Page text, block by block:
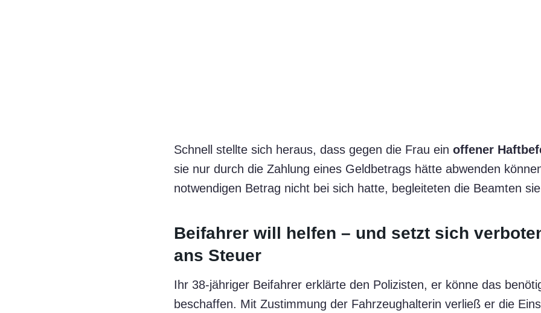
Schnell stellte sich heraus, dass gegen die Frau ein offener
sie nur durch die Zahlung eines Geldbetrags hätte abwenden
notwendigen Betrag nicht bei sich hatte, begleiteten die Beamten
Beifahrer will helfen – und setzt sich
ans Steuer
Ihr 38-jähriger Beifahrer erklärte den Polizisten, er könne das
beschaffen. Mit Zustimmung der Fahrzeughalterin verließ er die